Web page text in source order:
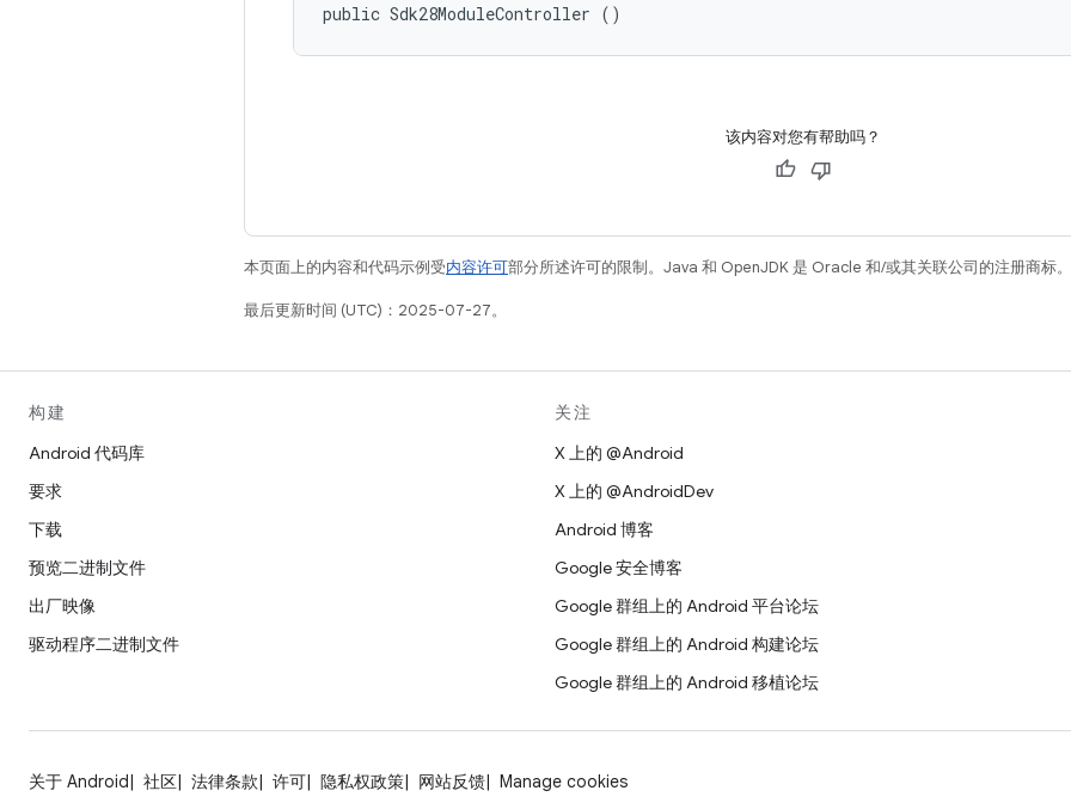
public Sdk28ModuleController ()
该内容对您有帮助吗？
本页面上的内容和代码示例受内容许可部分所述许可的限制。Java 和 OpenJDK 是 Oracle 和/或其关联公司的注册商标。
最后更新时间 (UTC)：2025-07-27。
构建
Android 代码库
要求
下载
预览二进制文件
出厂映像
驱动程序二进制文件
关注
X 上的 @Android
X 上的 @AndroidDev
Android 博客
Google 安全博客
Google 群组上的 Android 平台论坛
Google 群组上的 Android 构建论坛
Google 群组上的 Android 移植论坛
关于 Android 社区 法律条款 许可 隐私权政策 网站反馈 Manage cookies